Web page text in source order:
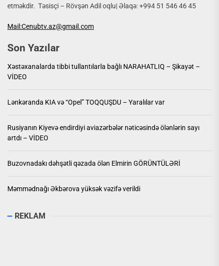
etməkdir. Təsisçi – Rövşən Adil oqlu| Əlaqə: +994 51 546 46 45
Mail:Cenubtv.az@gmail.com
Son Yazılar
Xəstəxanalarda tibbi tullantılarla bağlı NARAHATLIQ – Şikayət –
VİDEO
Lənkəranda KIA və “Opel” TOQQUŞDU – Yaralılar var
Rusiyanın Kiyevə endirdiyi aviazərbələr nəticəsində ölənlərin sayı
artdı – VİDEO
Buzovnadakı dəhşətli qəzada ölən Elmirin GÖRÜNTÜLƏRİ
Məmmədnağı Əkbərova yüksək vəzifə verildi
REKLAM